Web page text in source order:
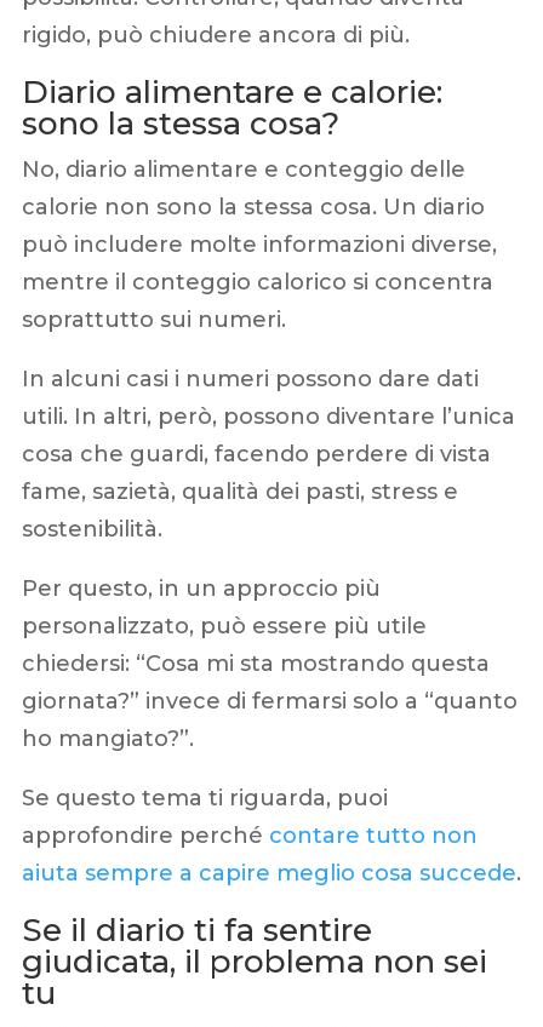
rigido, può chiudere ancora di più.
Diario alimentare e calorie:
sono la stessa cosa?
No, diario alimentare e conteggio delle
calorie non sono la stessa cosa. Un diario
può includere molte informazioni diverse,
mentre il conteggio calorico si concentra
soprattutto sui numeri.
In alcuni casi i numeri possono dare dati
utili. In altri, però, possono diventare l’unica
cosa che guardi, facendo perdere di vista
fame, sazietà, qualità dei pasti, stress e
sostenibilità.
Per questo, in un approccio più
personalizzato, può essere più utile
chiedersi: “Cosa mi sta mostrando questa
giornata?” invece di fermarsi solo a “quanto
ho mangiato?”.
Se questo tema ti riguarda, puoi
approfondire perché contare tutto non
aiuta sempre a capire meglio cosa succede.
Se il diario ti fa sentire
giudicata, il problema non sei
tu